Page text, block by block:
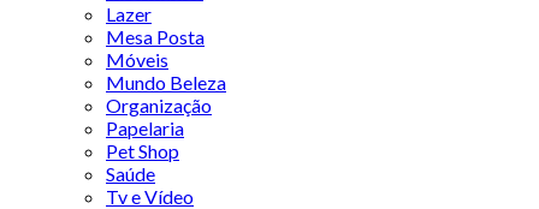
Lazer
Mesa Posta
Móveis
Mundo Beleza
Organização
Papelaria
Pet Shop
Saúde
Tv e Vídeo